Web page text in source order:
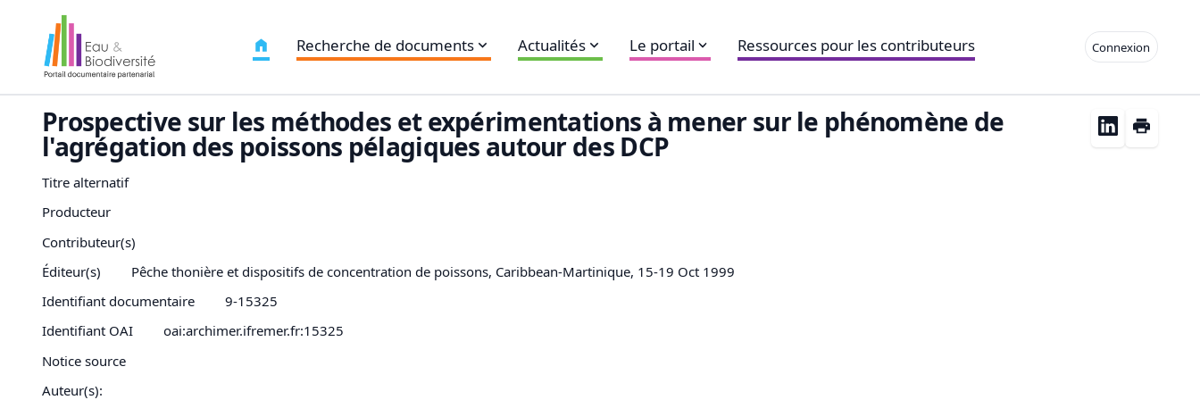
Connexion
Recherche de documents Actualités Le portail Ressources pour les contributeurs
Prospective sur les méthodes et expérimentations à mener sur le phénomène de
l'agrégation des poissons pélagiques autour des DCP
Titre alternatif
Producteur
Contributeur(s)
Éditeur(s)
Pêche thonière et dispositifs de concentration de poissons, Caribbean-Martinique, 15-19 Oct 1999
Identifiant documentaire
9-15325
Identifiant OAI
oai:archimer.ifremer.fr:15325
Notice source
Auteur(s):